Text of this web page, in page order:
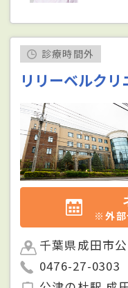
診療時間外
リリーベルクリ
※外部
千葉県成田市
0476-27-0303